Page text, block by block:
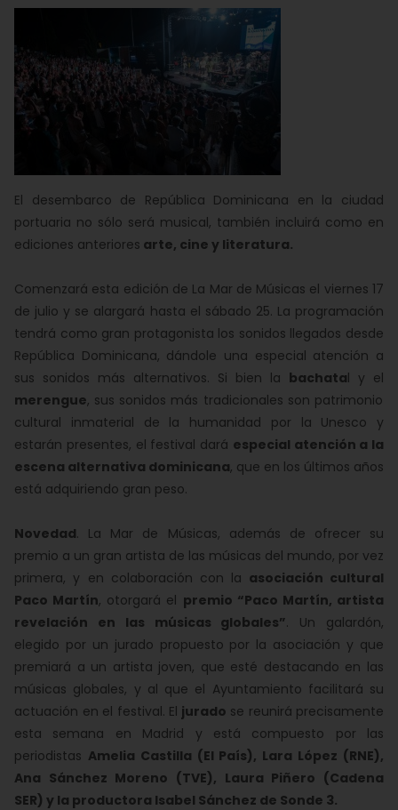
El desembarco de República Dominicana en la ciudad
portuaria no sólo será musical, también incluirá como en
ediciones anteriores arte, cine y literatura.
Comenzará esta edición de La Mar de Músicas el viernes 17
de julio y se alargará hasta el sábado 25. La programación
tendrá como gran protagonista los sonidos llegados desde
República Dominicana, dándole una especial atención a
sus sonidos más alternativos. Si bien la bachatal y el
merengue, sus sonidos más tradicionales son patrimonio
cultural inmaterial de la humanidad por la Unesco y
estarán presentes, el festival dará especial atención a la
escena alternativa dominicana, que en los últimos años
está adquiriendo gran peso.
Novedad. La Mar de Músicas, además de ofrecer su
premio a un gran artista de las músicas del mundo, por vez
primera, y en colaboración con la asociación cultural
Paco Martín, otorgará el premio “Paco Martín, artista
revelación en las músicas globales”. Un galardón,
elegido por un jurado propuesto por la asociación y que
premiará a un artista joven, que esté destacando en las
músicas globales, y al que el Ayuntamiento facilitará su
actuación en el festival. El jurado se reunirá precisamente
esta semana en Madrid y está compuesto por las
periodistas Amelia Castilla (El País), Lara López (RNE),
Ana Sánchez Moreno (TVE), Laura Piñero (Cadena
SER) y la productora Isabel Sánchez de Sonde 3.